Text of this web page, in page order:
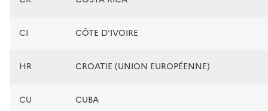
CI CÔTE D'IVOIRE
HR CROATIE (UNION EUROPÉENNE)
CU CUBA